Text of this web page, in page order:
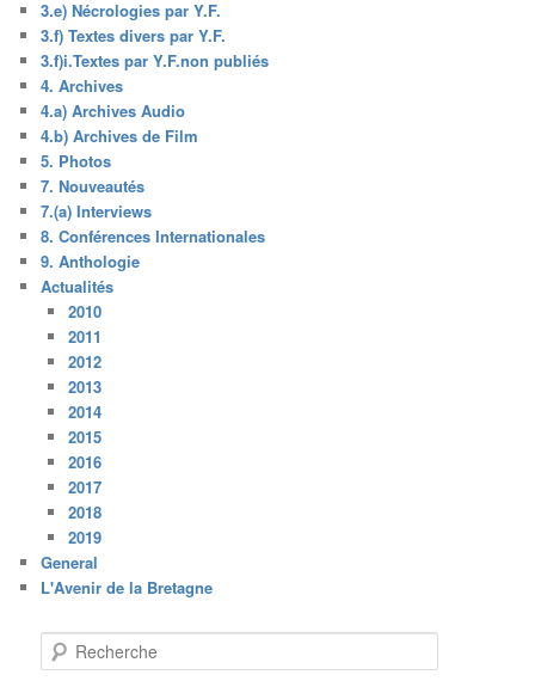
3.e) Nécrologies par Y.F.
3.f) Textes divers par Y.F.
3.f)i.Textes par Y.F.non publiés
4. Archives
4.a) Archives Audio
4.b) Archives de Film
5. Photos
7. Nouveautés
7.(a) Interviews
8. Conférences Internationales
9. Anthologie
Actualités
2010
2011
2012
2013
2014
2015
2016
2017
2018
2019
General
L'Avenir de la Bretagne
e